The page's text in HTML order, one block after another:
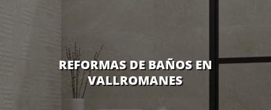
REFORMAS DE BAÑOS EN
VALLROMANES